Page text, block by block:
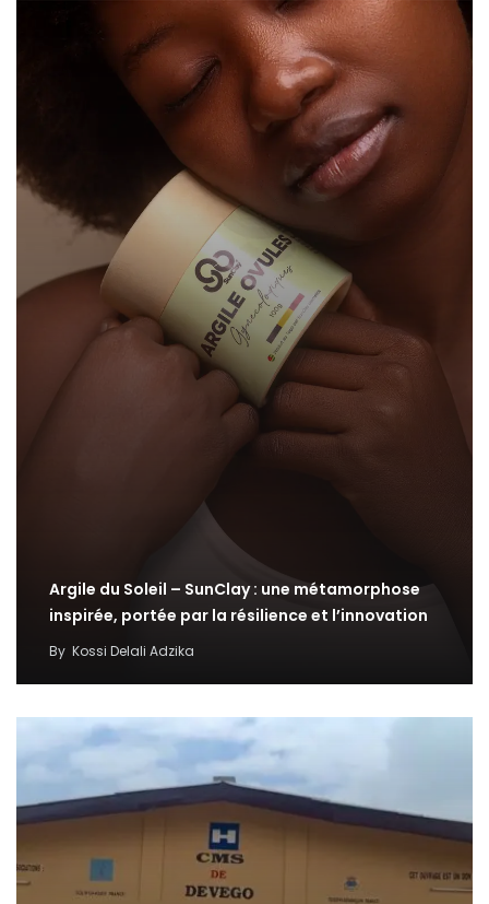
Argile du Soleil – SunClay : une métamorphose
inspirée, portée par la résilience et l’innovation
By Kossi Delali Adzika